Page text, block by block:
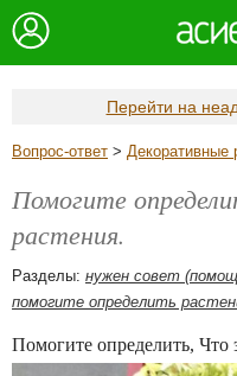
Перейти на
Вопрос-ответ > Декоративные
Помогите
растения.
Разделы: нужен совет
помогите определить
Помогите определить, Что